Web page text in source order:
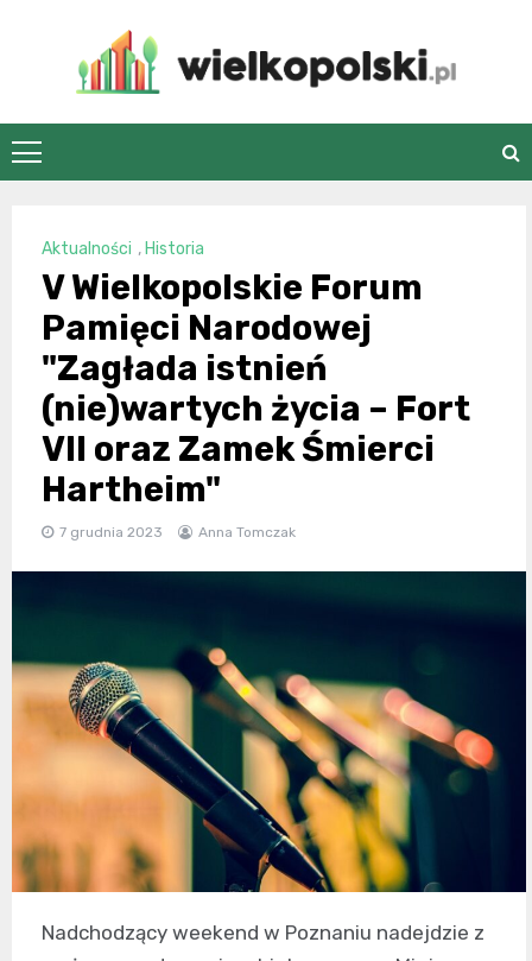
wielkopolski.pl
Aktualności , Historia
V Wielkopolskie Forum
Pamięci Narodowej
"Zagłada istnień
(nie)wartych życia – Fort
VII oraz Zamek Śmierci
Hartheim"
7 grudnia 2023 Anna Tomczak
Nadchodzący weekend w Poznaniu nadejdzie z